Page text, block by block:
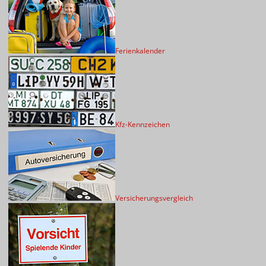
Ferienkalender
Kfz-Kennzeichen
Versicherungsvergleich